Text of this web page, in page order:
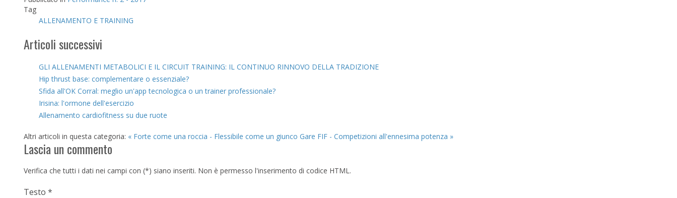
Tag
ALLENAMENTO E TRAINING
Articoli successivi
GLI ALLENAMENTI METABOLICI E IL CIRCUIT TRAINING: IL CONTINUO RINNOVO DELLA TRADIZIONE
Hip thrust base: complementare o essenziale?
Sfida all'OK Corral: meglio un'app tecnologica o un trainer professionale?
Irisina: l'ormone dell'esercizio
Allenamento cardiofitness su due ruote
Altri articoli in questa categoria: « Forte come una roccia - Flessibile come un giunco Gare FIF - Competizioni all'ennesima potenza »
Lascia un commento
Verifica che tutti i dati nei campi con (*) siano inseriti. Non è permesso l'inserimento di codice HTML.
Testo *